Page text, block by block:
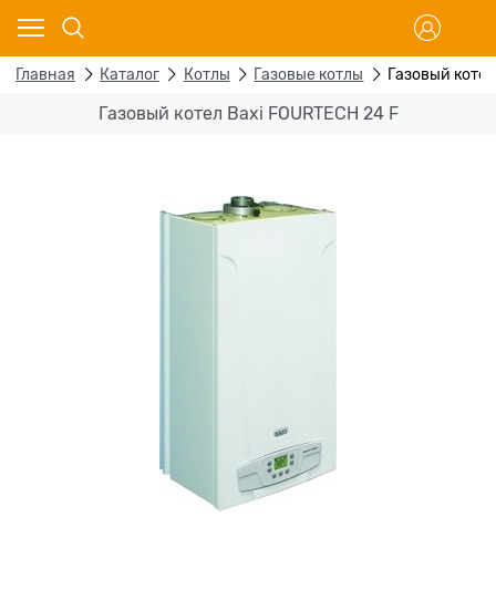
Главная Каталог Котлы Газовые котлы Газовый
Газовый котел Baxi FOURTECH 24 F